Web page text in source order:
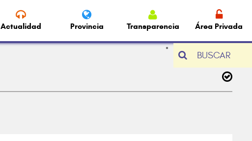
Actualidad Provincia Transparencia Área Privada
BUSCAR